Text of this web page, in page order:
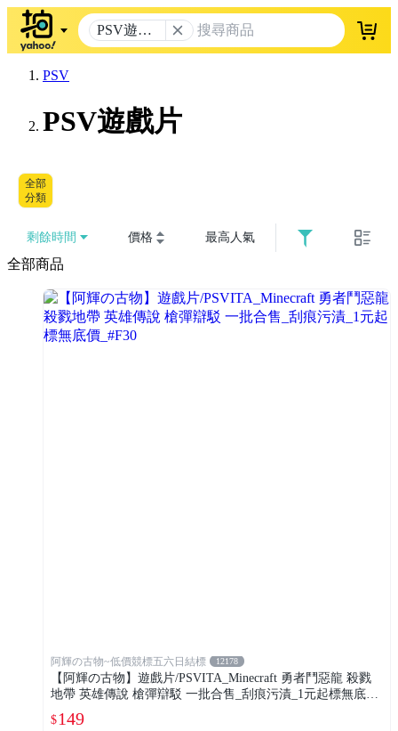
PSV遊戲
片
登入
PSV
PSV遊戲片
全部
分類
剩餘時間 價格 最高人氣
全部商品
阿輝の古物~低價競標五六日結標 12178
【阿輝の古物】遊戲片/PSVITA_Minecraft 勇者鬥惡龍 殺戮
地帶 英雄傳說 槍彈辯駁 一批合售_刮痕污漬_1元起標無底價
$149